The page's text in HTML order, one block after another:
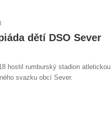
dětí DSO Sever
hostil rumburský stadion atletickou
svazku obcí Sever.